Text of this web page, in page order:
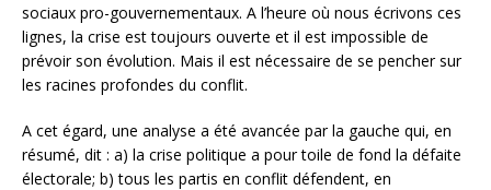
sociaux pro-gouvernementaux. A l’heure où nous écrivons ces
lignes, la crise est toujours ouverte et il est impossible de
prévoir son évolution. Mais il est nécessaire de se pencher sur
les racines profondes du conflit.
A cet égard, une analyse a été avancée par la gauche qui, en
résumé, dit : a) la crise politique a pour toile de fond la défaite
électorale; b) tous les partis en conflit défendent, en